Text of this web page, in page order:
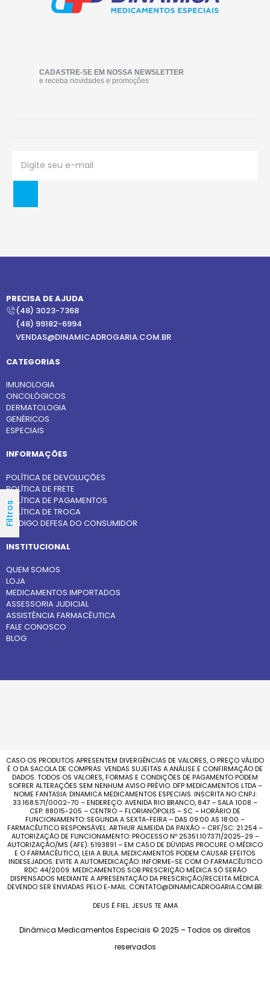
Filtros
CADASTRE-SE EM NOSSA NEWSLETTER
e receba novidades e promoções
PRECISA DE AJUDA
(48) 3023-7368
(48) 99182-6994
VENDAS@DINAMICADROGARIA.COM.BR
CATEGORIAS
IMUNOLOGIA
ONCOLÓGICOS
DERMATOLOGIA
GENÉRICOS
ESPECIAIS
INFORMAÇÕES
POLÍTICA DE DEVOLUÇÕES
POLÍTICA DE FRETE
POLÍTICA DE PAGAMENTOS
POLÍTICA DE TROCA
CÓDIGO DEFESA DO CONSUMIDOR
INSTITUCIONAL
QUEM SOMOS
LOJA
MEDICAMENTOS IMPORTADOS
ASSESSORIA JUDICIAL
ASSISTÊNCIA FARMACÊUTICA
FALE CONOSCO
BLOG
CASO OS PRODUTOS APRESENTEM DIVERGÊNCIAS DE VALORES, O PREÇO VÁLIDO
É O DA SACOLA DE COMPRAS. VENDAS SUJEITAS A ANÁLISE E CONFIRMAÇÃO DE
DADOS. TODOS OS VALORES, FORMAS E CONDIÇÕES DE PAGAMENTO PODEM
SOFRER ALTERAÇÕES SEM NENHUM AVISO PRÉVIO. DFP MEDICAMENTOS LTDA –
NOME FANTASIA: DINAMICA MEDICAMENTOS ESPECIAIS. INSCRITA NO CNPJ:
33.168.571/0002-70 – ENDEREÇO: AVENIDA RIO BRANCO, 847 – SALA 1008 –
CEP: 88015-205 – CENTRO – FLORIANÓPOLIS – SC – HORÁRIO DE
FUNCIONAMENTO: SEGUNDA A SEXTA-FEIRA – DAS 09:00 AS 18:00 –
FARMACÊUTICO RESPONSÁVEL: ARTHUR ALMEIDA DA PAIXÃO – CRF/SC: 21.254 –
AUTORIZAÇÃO DE FUNCIONAMENTO: PROCESSO Nº 25351.107371/2025-29 –
AUTORIZAÇÃO/MS (AFE): 5193891 – EM CASO DE DÚVIDAS PROCURE O MÉDICO
E O FARMACÊUTICO, LEIA A BULA. MEDICAMENTOS PODEM CAUSAR EFEITOS
INDESEJADOS. EVITE A AUTOMEDICAÇÃO: INFORME-SE COM O FARMACÊUTICO
RDC 44/2009. MEDICAMENTOS SOB PRESCRIÇÃO MÉDICA SÓ SERÃO
DISPENSADOS MEDIANTE A APRESENTAÇÃO DA PRESCRIÇÃO/RECEITA MÉDICA.
DEVENDO SER ENVIADAS PELO E-MAIL: CONTATO@DINAMICADROGARIA.COM.BR.
DEUS É FIEL. JESUS TE AMA
Dinâmica Medicamentos Especiais © 2025 – Todos os direitos
reservados